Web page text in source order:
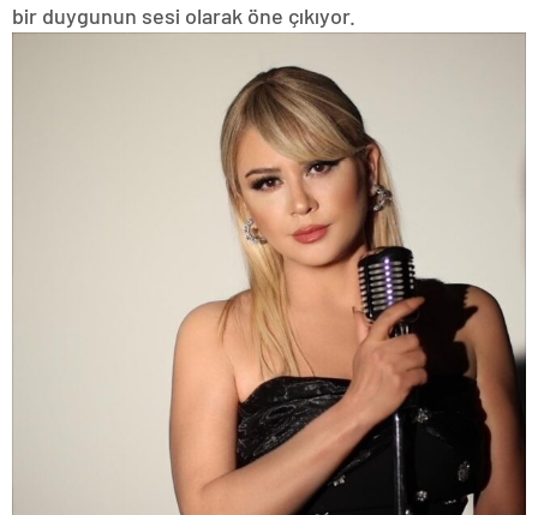
bir duygunun sesi olarak öne çıkıyor.